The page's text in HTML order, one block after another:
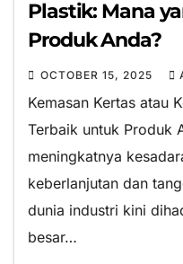
Plastik: Mana
Produk Anda?
OCTOBER 15, 2025
Kemasan Kertas atau
Terbaik untuk Produk
meningkatnya
keberlanjutan dan
dunia industri kini
besar…